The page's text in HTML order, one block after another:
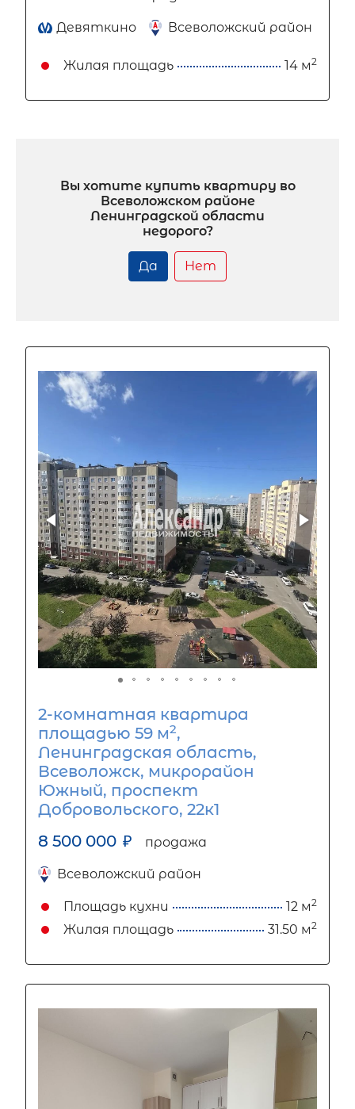
Девяткино Всеволожский район
Жилая площадь 14 м2
Вы хотите купить квартиру во
Всеволожском районе
Ленинградской области
недорого?
Да Нет
2-комнатная квартира
площадью 59 м2,
Ленинградская область,
Всеволожск, микрорайон
Южный, проспект
Добровольского, 22к1
8 500 000 ₽ продажа
Всеволожский район
Площадь кухни 12 м2
Жилая площадь 31.50 м2